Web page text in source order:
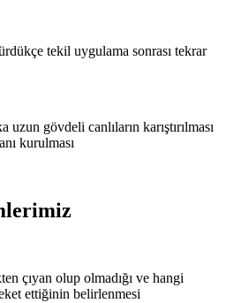
tekil uygulama sonrası tekrar
gövdeli canlıların karıştırılması
kurulması
çıyan olup olmadığı ve hangi
ettiğinin belirlenmesi